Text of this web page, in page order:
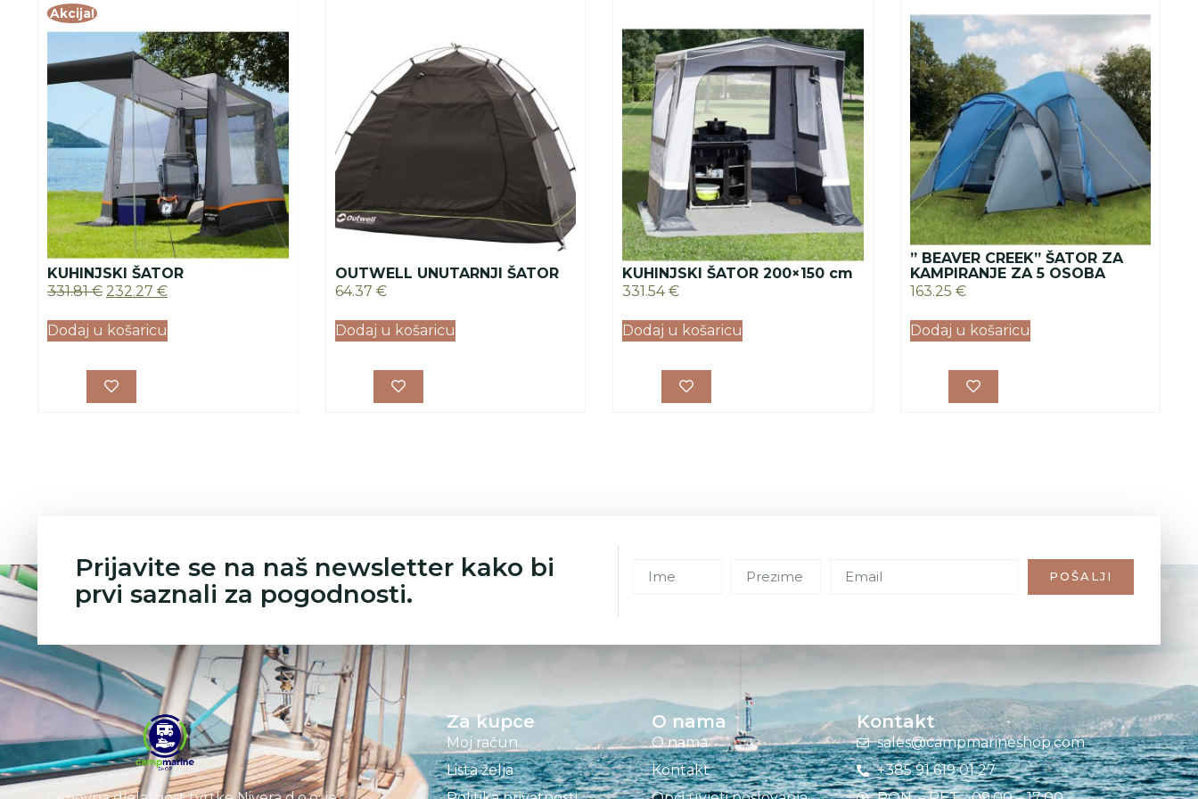
Akcija!
KUHINJSKI ŠATOR
331.81€ 232.27 €
Dodaj u košaricu
OUTWELL UNUTARNJI ŠATOR
64.37 €
Dodaj u košaricu
KUHINJSKI ŠATOR 200×150 cm
331.54€
Dodaj u košaricu
” BEAVER CREEK” ŠATOR ZA
KAMPIRANJE ZA 5 OSOBA
163.25 €
Dodaj u košaricu
Prijavite se na naš newsletter kako bi
prvi saznali za pogodnosti.
POŠALJI
Za kupce
Moj račun
Lista želja
O nama
O nama
Kontakt
Kontakt
sales@campmarineshop.com
+385 91 619 01 27